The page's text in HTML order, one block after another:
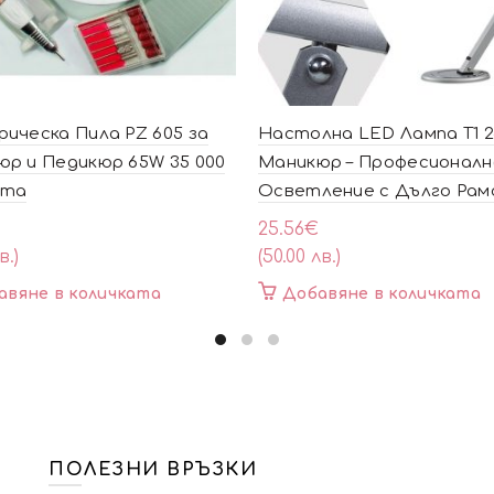
Пила PZ 605 за
и Педикюр 65W 35 000
в количката
Настолна LED Лампа T1
Маникюр –
Осветление с Дълго
25.56€
(50.00 лв.)
Добавяне в количката
ПОЛЕЗНИ ВРЪЗКИ